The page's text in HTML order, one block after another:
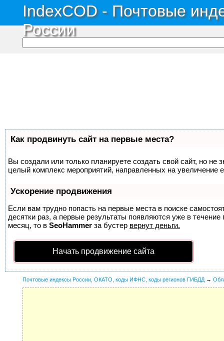
IndexCOD - Почтовые
России
Как продвинуть сайт на первые места?
Вы создали или только планируете создать свой сайт, но не
целый комплекс мероприятий, направленных на увеличение
Ускорение продвижения
Если вам трудно попасть на первые места в поиске
десятки раз, а первые результаты появляются уже в
месяц, то в SeoHammer за бустер вернут деньги.
Начать продвижение сайта
Почтовые индексы России, ОКАТО, коды ИФНС, коды регионов ГИБДД →